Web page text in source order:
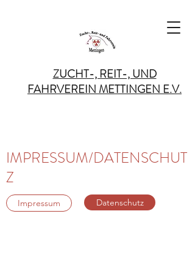
ZUCHT-, REIT-, UND
FAHRVEREIN METTINGEN E.V.
IMPRESSUM/DATENSCHUT
Z
Impressum Datenschutz